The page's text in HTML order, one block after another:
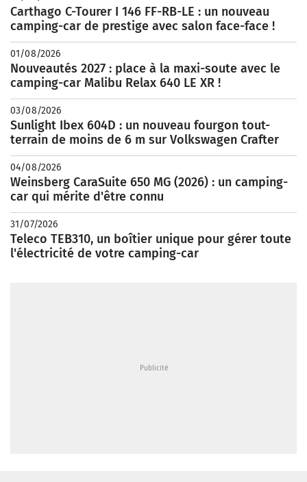
Carthago C-Tourer I 146 FF-RB-LE : un nouveau
camping-car de prestige avec salon face-face !
01/08/2026
Nouveautés 2027 : place à la maxi-soute avec le
camping-car Malibu Relax 640 LE XR !
03/08/2026
Sunlight Ibex 604D : un nouveau fourgon tout-
terrain de moins de 6 m sur Volkswagen Crafter
04/08/2026
Weinsberg CaraSuite 650 MG (2026) : un camping-
car qui mérite d'être connu
31/07/2026
Teleco TEB310, un boîtier unique pour gérer toute
l'électricité de votre camping-car